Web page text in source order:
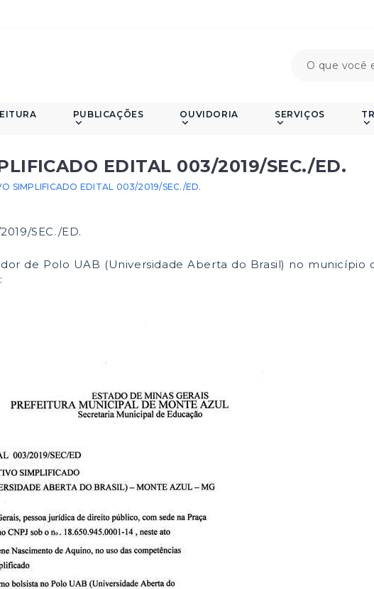
PUBLICAÇÕES OUVIDORIA SERVIÇOS
EDITAL 003/2019/SEC./ED.
SIMPLIFICADO EDITAL 003/2019/SEC./ED.
SEC./ED.
de Polo UAB (Universidade Aberta do Brasil) no município